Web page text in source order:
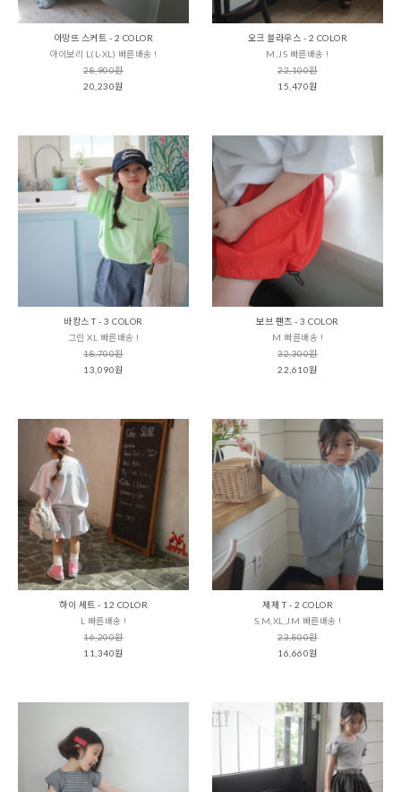
아망뜨 스커트 - 2 COLOR
아이보리 L(L-XL) 빠른배송 !
28,900원
20,230원
오크 블라우스 - 2 COLOR
M,JS 빠른배송 !
22,100원
15,470원
바캉스 T - 3 COLOR
그린 XL 빠른배송 !
18,700원
13,090원
보브 팬츠 - 3 COLOR
M 빠른배송 !
32,300원
22,610원
하이 세트 - 12 COLOR
L 빠른배송 !
16,200원
11,340원
제제 T - 2 COLOR
S,M,XL,JM 빠른배송 !
23,800원
16,660원